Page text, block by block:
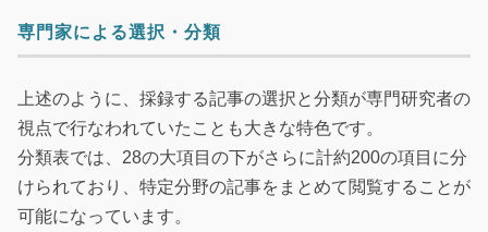
専門家による選択・分類
上述のように、採録する記事の選択と分類が専門研究者の
視点で行なわれていたことも大きな特色です。
分類表では、28の大項目の下がさらに計約200の項目に分
けられており、特定分野の記事をまとめて閲覧することが
可能になっています。